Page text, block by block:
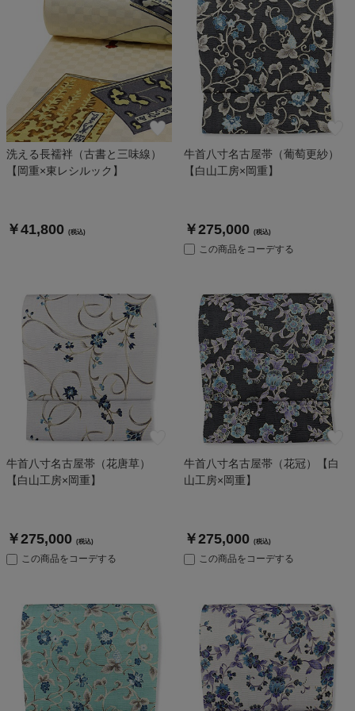
洗える長襦袢（古書と三味線）
【岡重×東レシルック】
￥41,800 (税込)
牛首八寸名古屋帯（葡萄更紗）
【白山工房×岡重】
￥275,000 (税込)
この商品をコーデする
牛首八寸名古屋帯（花唐草）
【白山工房×岡重】
￥275,000 (税込)
この商品をコーデする
牛首八寸名古屋帯（花冠）【白
山工房×岡重】
￥275,000 (税込)
この商品をコーデする